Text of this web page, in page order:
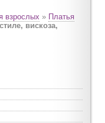
взрослых » Платья
вискоза,